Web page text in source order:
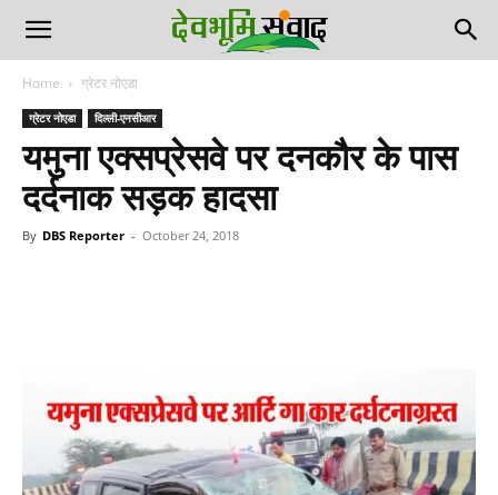
Home ग्रेटर नोएडा
ग्रेटर नोएडा दिल्ली-एनसीआर
यमुना एक्सप्रेसवे पर दनकौर के पास
दर्दनाक सड़क हादसा
By DBS Reporter - October 24, 2018